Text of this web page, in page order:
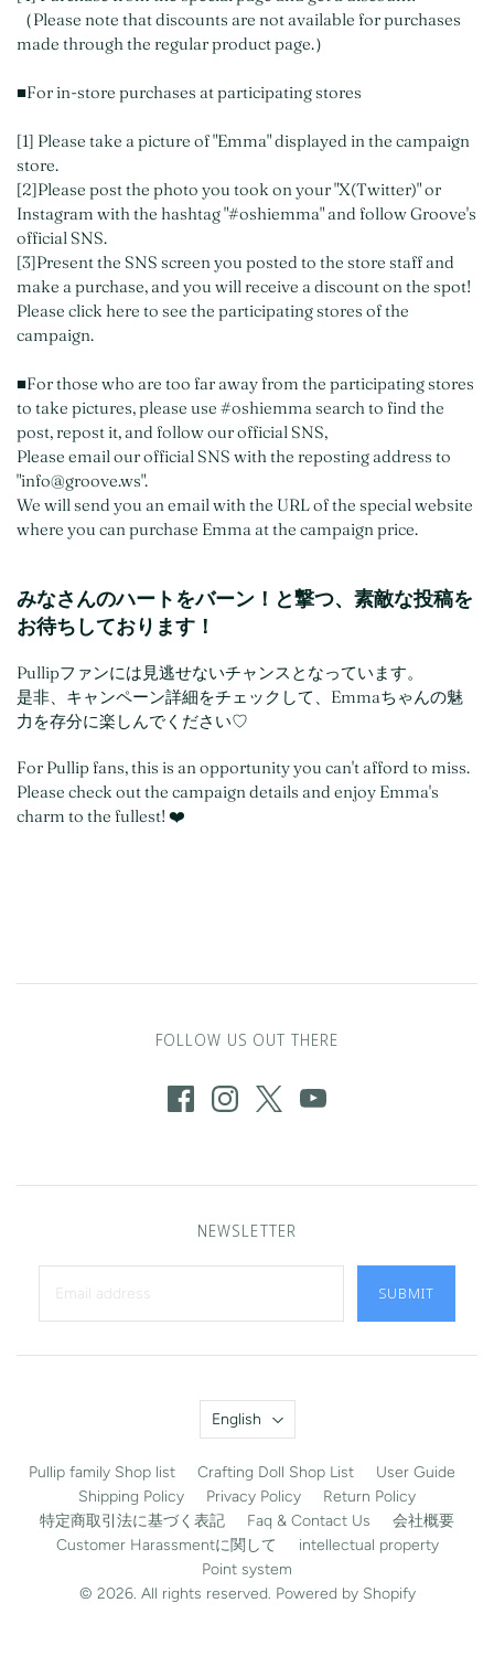
（Please note that discounts are not available for purchases
made through the regular product page.）
■For in-store purchases at participating stores
[1] Please take a picture of "Emma" displayed in the campaign
store.
[2]Please post the photo you took on your "X(Twitter)" or
Instagram with the hashtag "#oshiemma" and follow Groove's
official SNS.
[3]Present the SNS screen you posted to the store staff and
make a purchase, and you will receive a discount on the spot!
Please click here to see the participating stores of the
campaign.
■For those who are too far away from the participating stores
to take pictures, please use #oshiemma search to find the
post, repost it, and follow our official SNS,
Please email our official SNS with the reposting address to
"info@groove.ws".
We will send you an email with the URL of the special website
where you can purchase Emma at the campaign price.
みなさんのハートをバーン！と撃つ、素敵な投稿を
お待ちしております！
Pullipファンには見逃せないチャンスとなっています。
是非、キャンペーン詳細をチェックして、Emmaちゃんの魅
力を存分に楽しんでください♡
For Pullip fans, this is an opportunity you can't afford to miss.
Please check out the campaign details and enjoy Emma's
charm to the fullest! ❤️
FOLLOW US OUT THERE
NEWSLETTER
SUBMIT
Language
English
Pullip family Shop list Crafting Doll Shop List
User Guide
Shipping Policy
Privacy Policy
Return Policy
特定商取引法に基づく表記
Faq & Contact Us
会社概要
Customer Harassmentに関して
intellectual property
Point system
© 2026. All rights reserved. Powered by Shopify